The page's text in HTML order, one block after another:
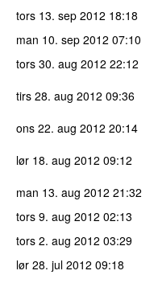
tors 13. sep 2012 18:18
man 10. sep 2012 07:10
tors 30. aug 2012 22:12
tirs 28. aug 2012 09:36
ons 22. aug 2012 20:14
lør 18. aug 2012 09:12
man 13. aug 2012 21:32
tors 9. aug 2012 02:13
tors 2. aug 2012 03:29
lør 28. jul 2012 09:18